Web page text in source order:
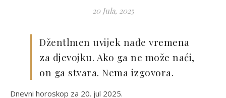
20 Jula, 2025
Džentlmen uvijek nađe vremena
za djevojku. Ako ga ne može naći,
on ga stvara. Nema izgovora.
Dnevni horoskop za 20. jul 2025.